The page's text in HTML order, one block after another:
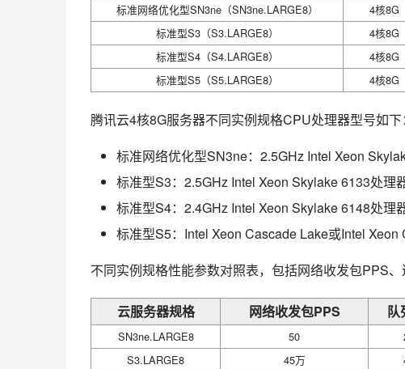
标准网络优化型SN3ne（SN3ne.LARGE8） 4核8G
标准型S3（S3.LARGE8）
4核8G
标准型S4（S4.LARGE8）
4核8G
标准型S5（S5.LARGE8）
4核8G
腾讯云4核8G服务器不同实例规格CPU处理器型号如下：
标准网络优化型SN3ne：2.5GHz Intel Xeon
标准型S3：2.5GHz Intel Xeon Skylake 6133处理
标准型S4：2.4GHz Intel Xeon Skylake 6148处理
标准型S5：Intel Xeon Cascade Lake或Intel
不同实例规格性能参数对照表，包括网络收发包PPS、
云服务器规格 网络收发包PPS 队
SN3ne.LARGE8 50
S3.LARGE8
45万